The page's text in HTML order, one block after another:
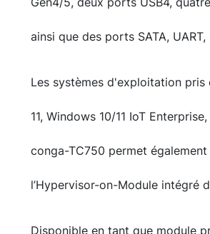
ainsi que des ports SATA, UART,
Les systèmes d'exploitation
11, Windows 10/11 IoT
conga-TC750 permet
l’Hypervisor-on-Module intégré
Disponible en tant que module